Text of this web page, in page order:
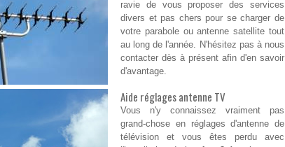
ravie de vous proposer des services
divers et pas chers pour se charger de
votre parabole ou antenne satellite tout
au long de l'année. N'hésitez pas à nous
contacter dès à présent afin d'en savoir
d'avantage.
Aide réglages antenne TV
Vous n'y connaissez vraiment pas
grand-chose en réglages d'antenne de
télévision et vous êtes perdu avec